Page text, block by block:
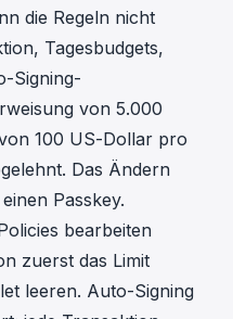
die Regeln nicht
Tagesbudgets,
Signing-
von 5.000
100 US-Dollar pro
Das Ändern
Passkey.
bearbeiten
zuerst das Limit
leeren. Auto-Signing